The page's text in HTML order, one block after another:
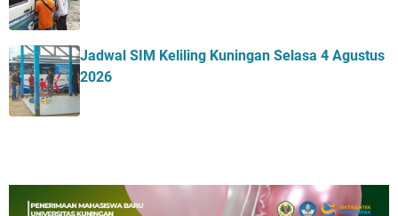
Jadwal SIM Keliling Kuningan Selasa 4 Agustus
2026